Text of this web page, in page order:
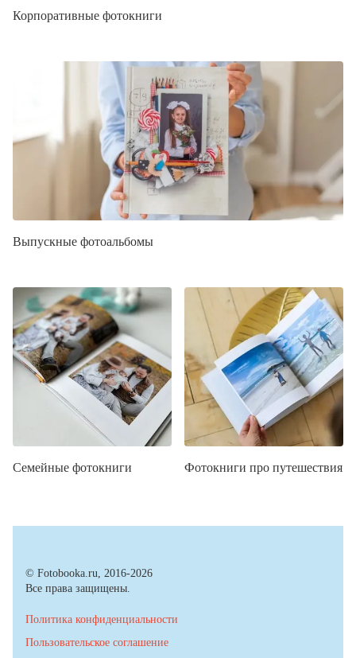
Корпоративные фотокниги
Выпускные фотоальбомы
Семейные фотокниги Фотокниги про путешествия
© Fotobooka.ru, 2016-2026
Все права защищены.
Политика конфиденциальности
Пользовательское соглашение